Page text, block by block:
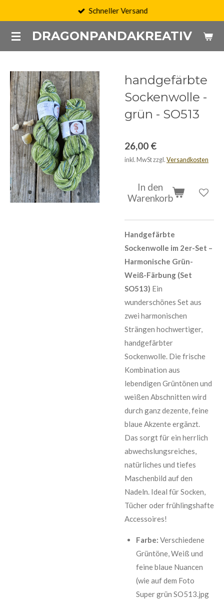
springenDRAGONPANDAKREATIV
Schneller Versand
handgefärbte
Sockenwolle -
grün - SO513
26,00 €
inkl. MwSt zzgl. Versandkosten
In den
Warenkorb
Handgefärbte
Sockenwolle im 2er-Set –
Harmonische Grün-
Weiß-Färbung (Set
SO513) Ein
wunderschönes Set aus
zwei harmonischen
Strängen hochwertiger,
handgefärbter
Sockenwolle. Die frische
Kombination aus
lebendigen Grüntönen und
weißen Abschnitten wird
durch ganz dezente, feine
blaue Akzente ergänzt.
Das sorgt für ein herrlich
abwechslungsreiches,
natürliches und tiefes
Maschenbild auf den
Nadeln. Ideal für Socken,
Tücher oder frühlingshafte
Accessoires!
Farbe: Verschiedene
Grüntöne, Weiß und
feine blaue Nuancen
(wie auf dem Foto
Super grün SO513.jpg